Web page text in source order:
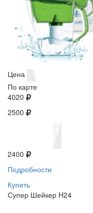
Цена
По карте
4020
2500
2400
Подробности
Купить
Супер Шейкер H24